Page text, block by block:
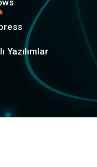
Yazılımlar